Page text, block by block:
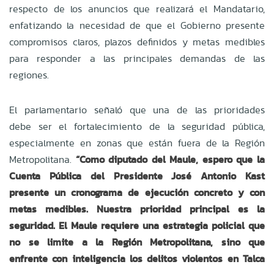
respecto de los anuncios que realizará el Mandatario,
enfatizando la necesidad de que el Gobierno presente
compromisos claros, plazos definidos y metas medibles
para responder a las principales demandas de las
regiones.
El parlamentario señaló que una de las prioridades
debe ser el fortalecimiento de la seguridad pública,
especialmente en zonas que están fuera de la Región
Metropolitana. “Como diputado del Maule, espero que la
Cuenta Pública del Presidente José Antonio Kast
presente un cronograma de ejecución concreto y con
metas medibles. Nuestra prioridad principal es la
seguridad. El Maule requiere una estrategia policial que
no se limite a la Región Metropolitana, sino que
enfrente con inteligencia los delitos violentos en Talca